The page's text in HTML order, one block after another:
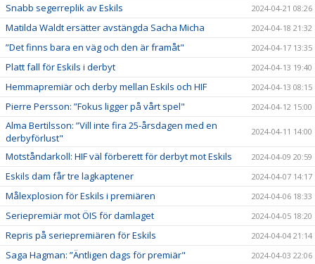
Snabb segerreplik av Eskils 2024-04-21 08:26
Matilda Waldt ersätter avstängda Sacha Micha 2024-04-18 21:32
”Det finns bara en väg och den är framåt" 2024-04-17 13:35
Platt fall för Eskils i derbyt 2024-04-13 19:40
Hemmapremiär och derby mellan Eskils och HIF 2024-04-13 08:15
Pierre Persson: ”Fokus ligger på vårt spel" 2024-04-12 15:00
Alma Bertilsson: ”Vill inte fira 25-årsdagen med en
derbyförlust"
2024-04-11 14:00
Motståndarkoll: HIF väl förberett för derbyt mot Eskils 2024-04-09 20:59
Eskils dam får tre lagkaptener 2024-04-07 14:17
Målexplosion för Eskils i premiären 2024-04-06 18:33
Seriepremiär mot ÖIS för damlaget 2024-04-05 18:20
Repris på seriepremiären för Eskils 2024-04-04 21:14
Saga Hagman: ”Äntligen dags för premiär" 2024-04-03 22:06